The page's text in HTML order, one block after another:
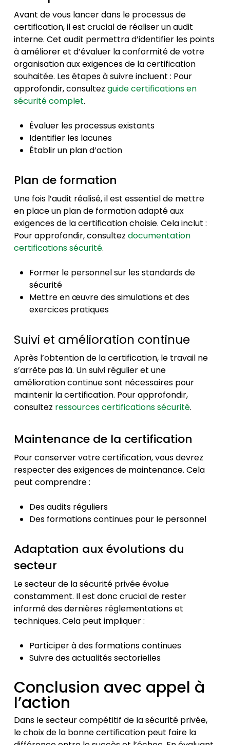
Avant de vous lancer dans le processus de
certification, il est crucial de réaliser un audit
interne. Cet audit permettra d’identifier les points
à améliorer et d’évaluer la conformité de votre
organisation aux exigences de la certification
souhaitée. Les étapes à suivre incluent : Pour
approfondir, consultez guide certifications en
sécurité complet.
Évaluer les processus existants
Identifier les lacunes
Établir un plan d’action
Plan de formation
Une fois l’audit réalisé, il est essentiel de mettre
en place un plan de formation adapté aux
exigences de la certification choisie. Cela inclut :
Pour approfondir, consultez documentation
certifications sécurité.
Former le personnel sur les standards de
sécurité
Mettre en œuvre des simulations et des
exercices pratiques
Suivi et amélioration continue
Après l’obtention de la certification, le travail ne
s’arrête pas là. Un suivi régulier et une
amélioration continue sont nécessaires pour
maintenir la certification. Pour approfondir,
consultez ressources certifications sécurité.
Maintenance de la certification
Pour conserver votre certification, vous devrez
respecter des exigences de maintenance. Cela
peut comprendre :
Des audits réguliers
Des formations continues pour le personnel
Adaptation aux évolutions du
secteur
Le secteur de la sécurité privée évolue
constamment. Il est donc crucial de rester
informé des dernières réglementations et
techniques. Cela peut impliquer :
Participer à des formations continues
Suivre des actualités sectorielles
Conclusion avec appel à
l’action
Dans le secteur compétitif de la sécurité privée,
le choix de la bonne certification peut faire la